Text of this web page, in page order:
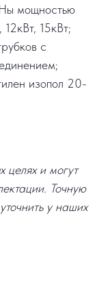
мощностью
15кВт;
с
изопол 20-
целях и могут
Точную
у наших